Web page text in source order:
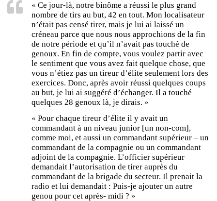
« Ce jour-là, notre binôme a réussi le plus grand
nombre de tirs au but, 42 en tout. Mon localisateur
n’était pas censé tirer, mais je lui ai laissé un
créneau parce que nous nous approchions de la fin
de notre période et qu’il n’avait pas touché de
genoux. En fin de compte, vous voulez partir avec
le sentiment que vous avez fait quelque chose, que
vous n’étiez pas un tireur d’élite seulement lors des
exercices. Donc, après avoir réussi quelques coups
au but, je lui ai suggéré d’échanger. Il a touché
quelques 28 genoux là, je dirais. »
« Pour chaque tireur d’élite il y avait un
commandant à un niveau junior [un non-com],
comme moi, et aussi un commandant supérieur – un
commandant de la compagnie ou un commandant
adjoint de la compagnie. L’officier supérieur
demandait l’autorisation de tirer auprès du
commandant de la brigade du secteur. Il prenait la
radio et lui demandait : Puis-je ajouter un autre
genou pour cet après- midi ? »